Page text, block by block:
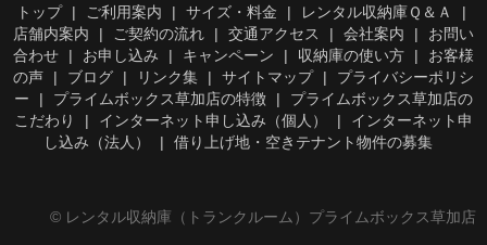
トップ ご利用案内 サイズ・料金
レンタル収納庫Ｑ＆Ａ
店舗内案内
ご契約の流れ 交通アクセス 会社案内
お問い
合わせ
お申し込み キャンペーン 収納庫の使い方
お客様
の声
ブログ リンク集 サイトマップ
プライバシーポリシ
ー
プライムボックス草加店の特徴
プライムボックス草加店の
こだわり
インターネット申し込み（個人）
インターネット申
し込み（法人）
借り上げ地・空きテナント物件の募集
© レンタル収納庫（トランクルーム）プライムボックス草加店